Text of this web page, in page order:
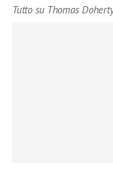
Tutto su Thomas